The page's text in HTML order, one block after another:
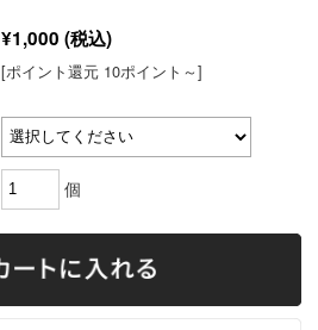
¥1,000 (税込)
[ポイント還元 10ポイント～]
個